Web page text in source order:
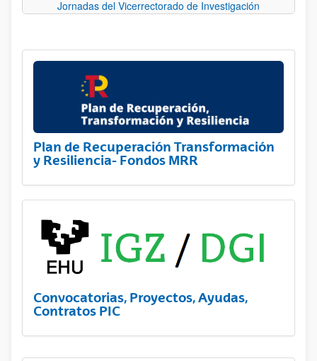
Jornadas del Vicerrectorado de Investigación
Plan de Recuperación Transformación
y Resiliencia- Fondos MRR
Convocatorias, Proyectos, Ayudas,
Contratos PIC